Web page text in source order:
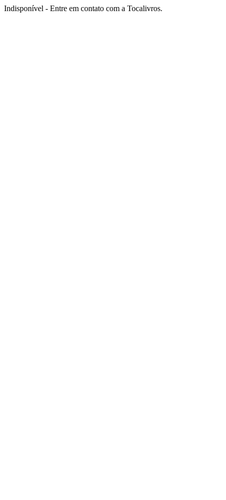
Indisponível - Entre em contato com a Tocalivros.